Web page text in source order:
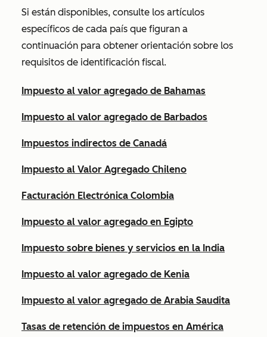
Si están disponibles, consulte los artículos
específicos de cada país que figuran a
continuación para obtener orientación sobre los
requisitos de identificación fiscal.
Impuesto al valor agregado de Bahamas
Impuesto al valor agregado de Barbados
Impuestos indirectos de Canadá
Impuesto al Valor Agregado Chileno
Facturación Electrónica Colombia
Impuesto al valor agregado en Egipto
Impuesto sobre bienes y servicios en la India
Impuesto al valor agregado de Kenia
Impuesto al valor agregado de Arabia Saudita
Tasas de retención de impuestos en América